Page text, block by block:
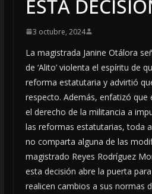
ESTA
3 octubre, 2024
La magistrada Janine Otálora
de ‘Alito’ violenta el espíritu de
reforma estatutaria y advirtió
respecto. Además, enfatizó que
el derecho de la militancia a
las reformas estatutarias, toda
no comparta alguna de las
magistrado Reyes Rodríguez
esta decisión abre la puerta
realicen cambios a sus normas